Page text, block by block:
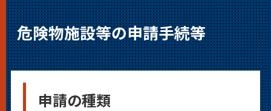
動
危険物施設等の申請手続等
申請の種類